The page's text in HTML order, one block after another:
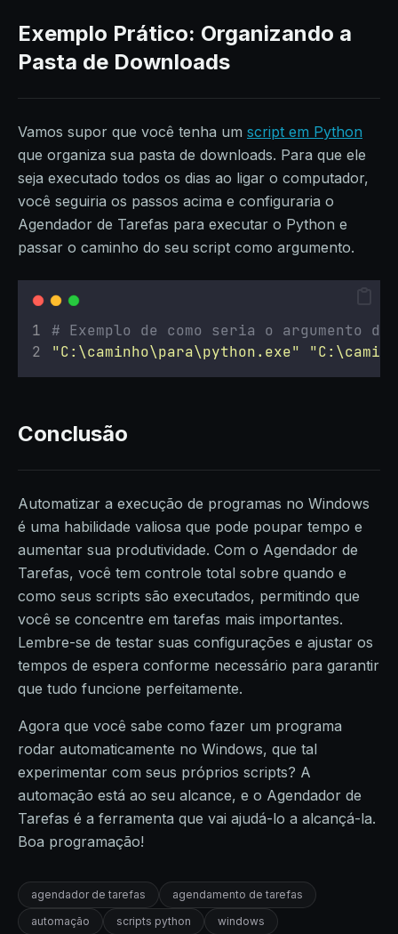
Exemplo Prático: Organizando a
Pasta de Downloads
Vamos supor que você tenha um script em Python
que organiza sua pasta de downloads. Para que ele
seja executado todos os dias ao ligar o computador,
você seguiria os passos acima e configuraria o
Agendador de Tarefas para executar o Python e
passar o caminho do seu script como argumento.
# Exemplo de como seria o argumento
"C:\caminho\para\python.exe" "
Conclusão
Automatizar a execução de programas no Windows
é uma habilidade valiosa que pode poupar tempo e
aumentar sua produtividade. Com o Agendador de
Tarefas, você tem controle total sobre quando e
como seus scripts são executados, permitindo que
você se concentre em tarefas mais importantes.
Lembre-se de testar suas configurações e ajustar os
tempos de espera conforme necessário para garantir
que tudo funcione perfeitamente.
Agora que você sabe como fazer um programa
rodar automaticamente no Windows, que tal
experimentar com seus próprios scripts? A
automação está ao seu alcance, e o Agendador de
Tarefas é a ferramenta que vai ajudá-lo a alcançá-la.
Boa programação!
agendador de tarefas
agendamento de tarefas
automação
scripts python windows